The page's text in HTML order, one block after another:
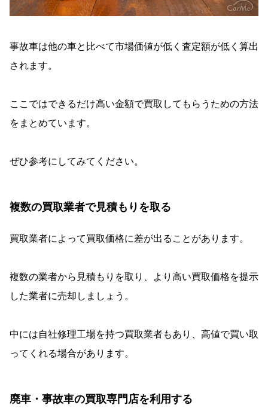
事故車は他の車と比べて市場価値が低く査定額が低く算出
されます。
ここではできるだけ高い金額で買取してもらうための方法
をまとめています。
ぜひ参考にしてみてください。
複数の買取業者で見積もりを取る
買取業者によって買取価格に差が出ることがあります。
複数の業者から見積もりを取り、より高い買取価格を提示
した業者に売却しましょう。
中には自社修理工場を持つ買取業者もあり、高値で買い取
ってくれる場合があります。
廃車・事故車の買取専門店を利用する